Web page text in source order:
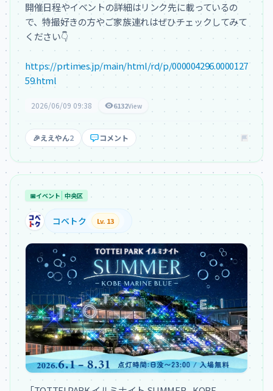
開催日程やイベントの詳細はリンク先に載っているの
で、特撮好きの方やご家族連れはぜひチェックしてみて
ください👇
https://prtimes.jp/main/html/rd/p/000004296.0000127
59.html
2026/06/09 09:38 6132View
🎉ええやん2 コメント
📅イベント 中央区
コベトク Lv. 13